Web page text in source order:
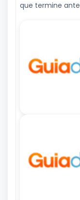
que termine